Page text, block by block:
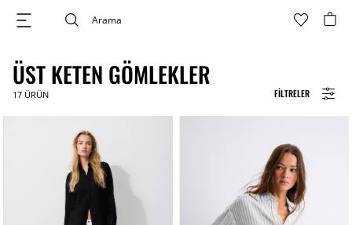
FILTRELER
ÜST KETEN GÖMLEKLER
17 ÜRÜN